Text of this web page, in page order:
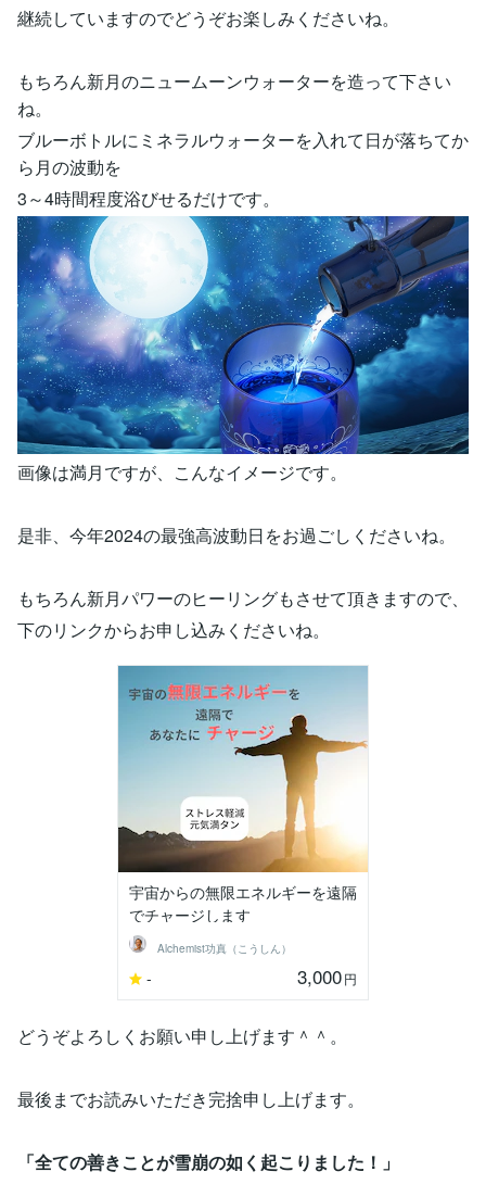
継続していますのでどうぞお楽しみくださいね。
もちろん新月のニュームーンウォーターを造って下さい
ね。
ブルーボトルにミネラルウォーターを入れて日が落ちてか
ら月の波動を
3～4時間程度浴びせるだけです。
画像は満月ですが、こんなイメージです。
是非、今年2024の最強高波動日をお過ごしくださいね。
もちろん新月パワーのヒーリングもさせて頂きますので、
下のリンクからお申し込みくださいね。
宇宙からの無限エネルギーを遠隔
でチャージします
Alchemist功真（こうしん）
- 3,000円
どうぞよろしくお願い申し上げます＾＾。
最後までお読みいただき完捨申し上げます。
「全ての善きことが雪崩の如く起こりました！」